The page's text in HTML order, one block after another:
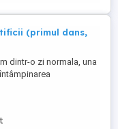
(primul dans,
dintr-o zi normala, una
a completa decorul
. Va oferim servicii de
orice eveniment
sau apropiaților